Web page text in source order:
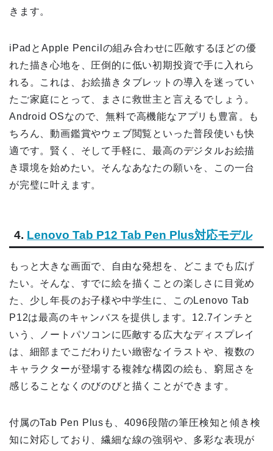
きます。
iPadとApple Pencilの組み合わせに匹敵するほどの優
れた描き心地を、圧倒的に低い初期投資で手に入れら
れる。これは、お絵描きタブレットの導入を迷ってい
たご家庭にとって、まさに救世主と言えるでしょう。
Android OSなので、無料で高機能なアプリも豊富。も
ちろん、動画鑑賞やウェブ閲覧といった普段使いも快
適です。賢く、そして手軽に、最高のデジタルお絵描
き環境を始めたい。そんなあなたの願いを、この一台
が完璧に叶えます。
4. Lenovo Tab P12 Tab Pen Plus対応モデル
もっと大きな画面で、自由な発想を、どこまでも広げ
たい。そんな、すでに絵を描くことの楽しさに目覚め
た、少し年長のお子様や中学生に、このLenovo Tab
P12は最高のキャンバスを提供します。12.7インチと
いう、ノートパソコンに匹敵する広大なディスプレイ
は、細部までこだわりたい緻密なイラストや、複数の
キャラクターが登場する複雑な構図の絵も、窮屈さを
感じることなくのびのびと描くことができます。
付属のTab Pen Plusも、4096段階の筆圧検知と傾き検
知に対応しており、繊細な線の強弱や、多彩な表現が